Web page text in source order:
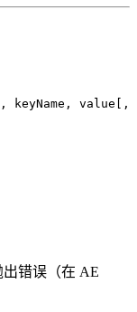
keyName, value[,
出错误（在 AE